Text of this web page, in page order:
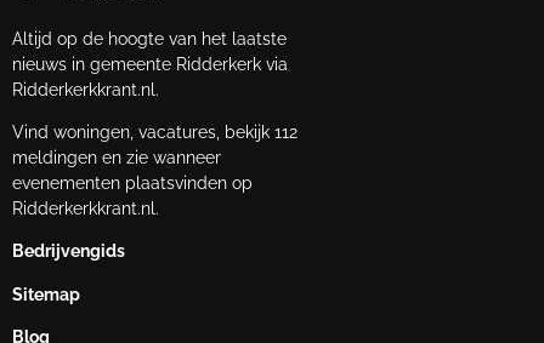
Altijd op de hoogte van het laatste
nieuws in gemeente Ridderkerk via
Ridderkerkkrant.nl.
Vind woningen, vacatures, bekijk 112
meldingen en zie wanneer
evenementen plaatsvinden op
Ridderkerkkrant.nl.
Bedrijvengids
Sitemap
Blog